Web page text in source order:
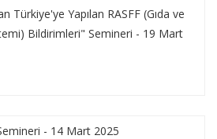
ARAŞTIRMA BURSU DESTEK
Türkiye'ye Yapılan RASFF (Gıda ve
Bildirimleri" Semineri - 19 Mart
- 14 Mart 2025